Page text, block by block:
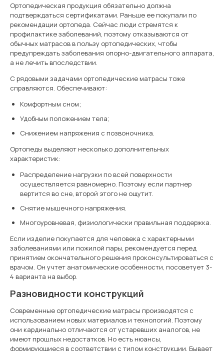
Ортопедическая продукция обязательно должна
подтверждаться сертификатами. Раньше ее покупали по
рекомендации ортопеда. Сейчас люди стремятся к
профилактике заболеваний, поэтому отказываются от
обычных матрасов в пользу ортопедических, чтобы
предупреждать заболевания опорно-двигательного аппарата,
а не лечить впоследствии.
С рядовыми задачами ортопедические матрасы тоже
справляются. Обеспечивают:
Комфортным сном;
Удобным положением тела;
Снижением напряжения с позвоночника.
Ортопеды выделяют несколько дополнительных
характеристик:
Распределение нагрузки по всей поверхности
осуществляется равномерно. Поэтому если партнер
вертится во сне, второй этого не ощутит.
Снятие мышечного напряжения.
Многоуровневая, физиологически правильная поддержка.
Если изделие покупается для человека с характерными
заболеваниями или пожилой пары, рекомендуется перед
принятием окончательного решения проконсультироваться с
врачом. Он учтет анатомические особенности, посоветует 3-
4 варианта на выбор.
Разновидности конструкций
Современные ортопедические матрасы производятся с
использованием новых материалов и технологий. Поэтому
они кардинально отличаются от устаревших аналогов, не
имеют прошлых недостатков. Но есть нюансы,
формирующиеся в соответствии с типом конструкции. Бывает